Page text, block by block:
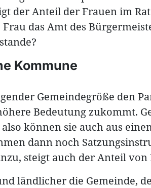
der Anteil der Frauen im
das Amt des
Kommune
Gemeindegröße den
Bedeutung zukommt.
können sie auch aus
dann noch
steigt auch der Anteil von
ländlicher die Gemeinde,